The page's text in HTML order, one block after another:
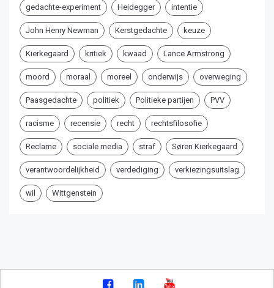
gedachte-experiment Heidegger intentie
John Henry Newman Kerstgedachte keuze
Kierkegaard kritiek kwaad Lance Armstrong
moord moraal moreel onderwijs overweging
Paasgedachte politiek Politieke partijen PVV
racisme recensie recht rechtsfilosofie
Reclame sociale media straf Søren Kierkegaard
verantwoordelijkheid verdediging verkiezingsuitslag
wil Wittgenstein